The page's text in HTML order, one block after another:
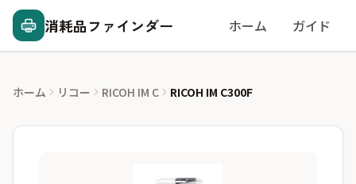
消耗品ファインダー ホーム ガイド
ホーム リコー RICOH IM C RICOH IM C300F